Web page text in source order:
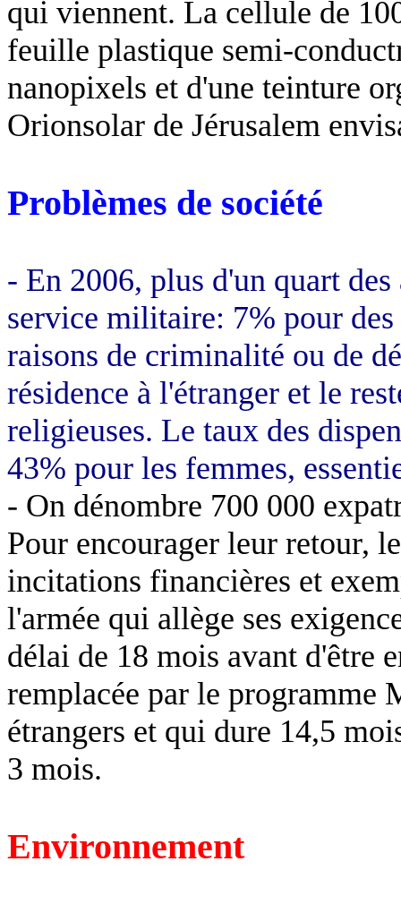
qui viennent. La cellule de
feuille plastique semi-
nanopixels et d'une teinture
Orionsolar de Jérusalem
Problèmes de société
- En 2006, plus d'un quart
service militaire: 7% pour
raisons de criminalité ou de
résidence à l'étranger et le
religieuses. Le taux des
43% pour les femmes,
- On dénombre 700 000
Pour encourager leur retour,
incitations financières et
l'armée qui allège ses
délai de 18 mois avant d'être
remplacée par le programme
étrangers et qui dure 14,5
3 mois.
Environnement